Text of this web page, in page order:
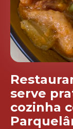
serve
cozinha